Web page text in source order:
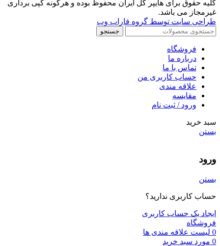
کلیه حقوق برای هایپر گل ایران محفوظ بوده و هرگونه کپی برداری
غیرمجاز می باشد.
طراحی سایت توسط گروه فاراب وب
جستجو
فروشگاه
درباره ما
تماس با ما
حساب کاربری من
علاقه مندی
مقايسه
ورود / ثبت نام
سبد خرید
بستن
ورود
بستن
حساب کاربری ندارید؟
ایجاد یک حساب کاربری
فروشگاه
0 لیست علاقه مندی ها
0 مورد سبد خرید